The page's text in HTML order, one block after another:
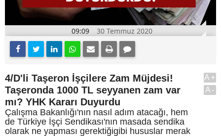
09:09 30 Temmuz 2020
4/D'li Taşeron İşçilere Zam Müjdesi!
Taşeronda 1000 TL seyyanen zam var
mı? YHK Kararı Duyurdu
Çalışma Bakanlığı'nın nasıl adım atacağı, hem
de Türkiye İşçi Sendikası'nın masada sendika
olarak ne yapması gerektiğigibi hususlar merak
A+
A-